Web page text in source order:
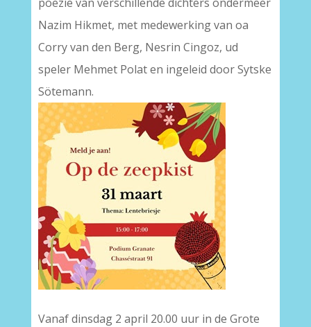
Nazim Hikmet, met medewerking van oa
Corry van den Berg, Nesrin Cingoz, ud
speler Mehmet Polat en ingeleid door Sytske
Sötemann.
Vanaf dinsdag 2 april 20.00 uur in de Grote